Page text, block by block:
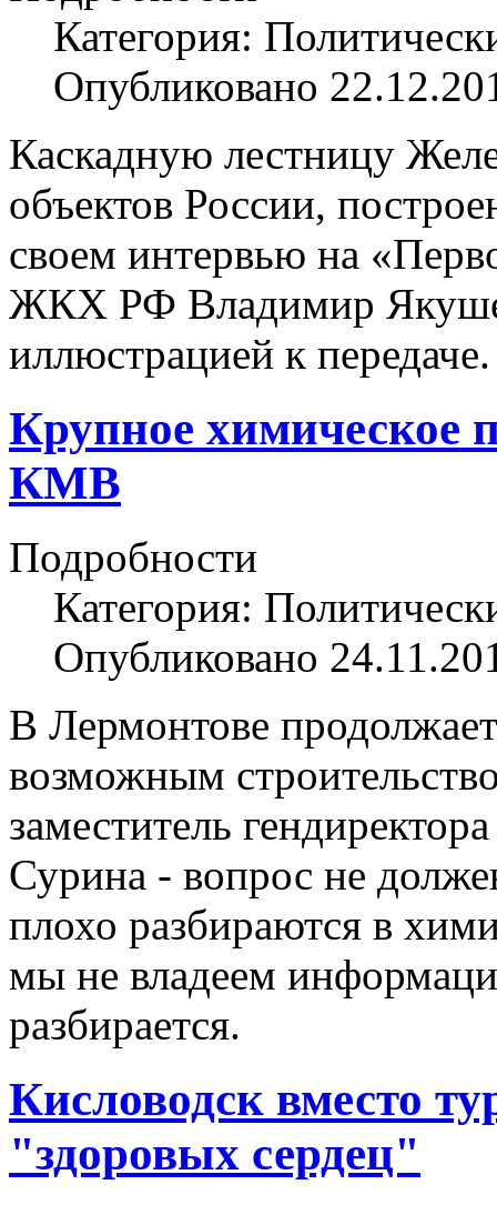
Категория:
Опубликовано
Каскадную лестницу
объектов России,
своем интервью на
ЖКХ РФ Владимир
иллюстрацией к передаче.
Крупное химическое
КМВ
Подробности
Категория:
Опубликовано
В Лермонтове
возможным
заместитель
Сурина - вопрос не
плохо разбираются в
мы не владеем
разбирается.
Кисловодск вместо
"здоровых сердец"